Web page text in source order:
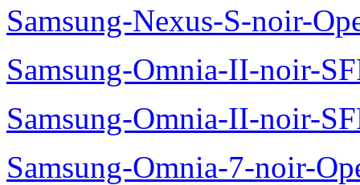
Samsung-Nexus-S-noir-
Samsung-Omnia-II-noir-
Samsung-Omnia-II-noir-
Samsung-Omnia-7-noir-